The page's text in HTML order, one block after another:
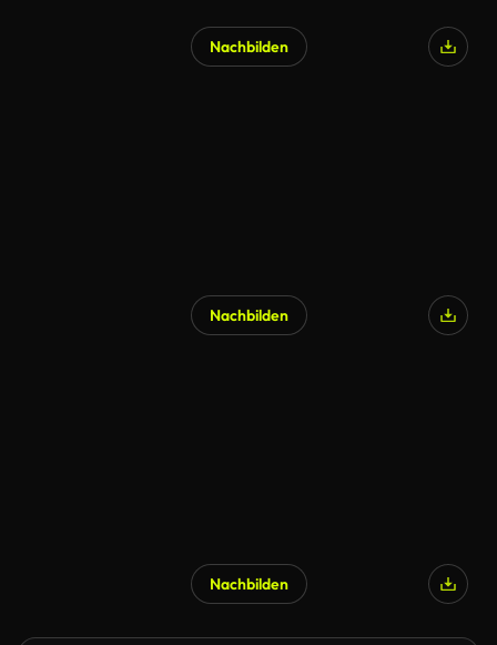
Nachbilden
Nachbilden
Nachbilden